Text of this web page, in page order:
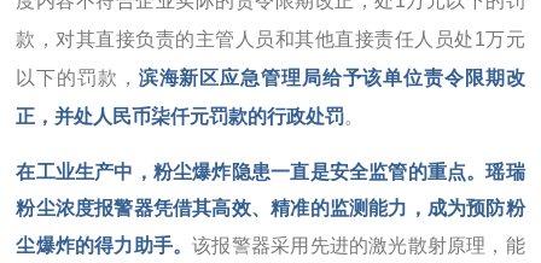
款，对其直接负责的主管人员和其他直接责任人员处1万元
以下的罚款， 滨海新区应急管理局给予该单位责令限期改
正，并处人民币柒仟元罚款的行政处罚。
在工业生产中，粉尘爆炸隐患一直是安全监管的重点。瑶瑞
粉尘浓度报警器凭借其高效、精准的监测能力，成为预防粉
尘爆炸的得力助手。该报警器采用先进的激光散射原理，能